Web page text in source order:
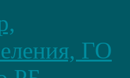
ГО